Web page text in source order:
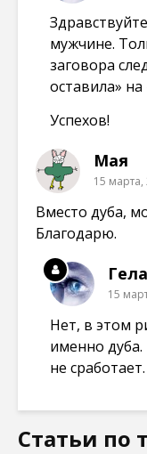
мужчине.
заговора
оставила» на
Успехов!
Мая
15 марта,
Вместо дуба,
Благодарю.
Гела
15
Нет, в этом
именно дуба.
не сработает.
Статьи по